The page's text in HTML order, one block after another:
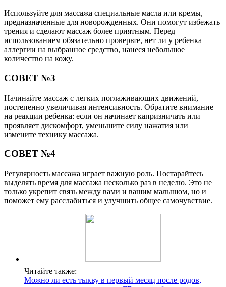
Используйте для массажа специальные масла или кремы,
предназначенные для новорожденных. Они помогут избежать
трения и сделают массаж более приятным. Перед
использованием обязательно проверьте, нет ли у ребенка
аллергии на выбранное средство, нанеся небольшое
количество на кожу.
СОВЕТ №3
Начинайте массаж с легких поглаживающих движений,
постепенно увеличивая интенсивность. Обратите внимание
на реакции ребенка: если он начинает капризничать или
проявляет дискомфорт, уменьшите силу нажатия или
измените технику массажа.
СОВЕТ №4
Регулярность массажа играет важную роль. Постарайтесь
выделять время для массажа несколько раз в неделю. Это не
только укрепит связь между вами и вашим малышом, но и
поможет ему расслабиться и улучшить общее самочувствие.
Читайте также:
Можно ли есть тыкву в первый месяц после родов,